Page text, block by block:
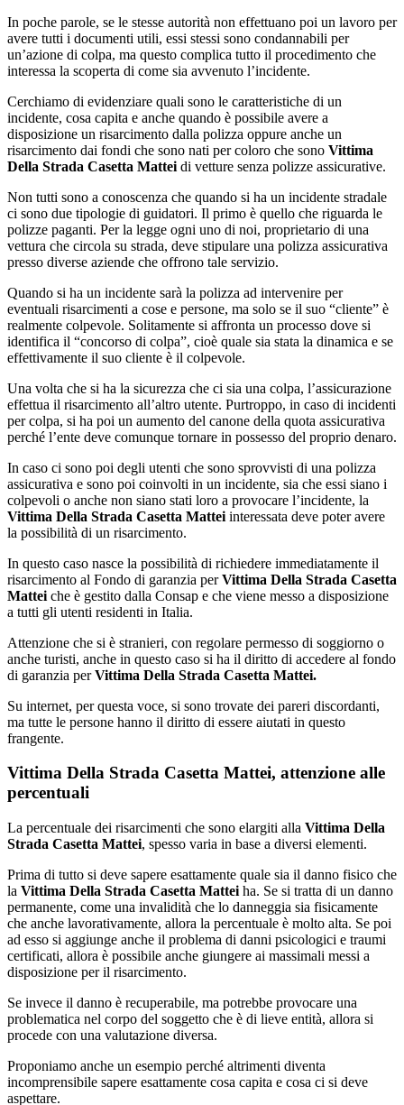
In poche parole, se le stesse autorità non effettuano poi un lavoro per
avere tutti i documenti utili, essi stessi sono condannabili per
un’azione di colpa, ma questo complica tutto il procedimento che
interessa la scoperta di come sia avvenuto l’incidente.
Cerchiamo di evidenziare quali sono le caratteristiche di un
incidente, cosa capita e anche quando è possibile avere a
disposizione un risarcimento dalla polizza oppure anche un
risarcimento dai fondi che sono nati per coloro che sono Vittima
Della Strada Casetta Mattei di vetture senza polizze assicurative.
Non tutti sono a conoscenza che quando si ha un incidente stradale
ci sono due tipologie di guidatori. Il primo è quello che riguarda le
polizze paganti. Per la legge ogni uno di noi, proprietario di una
vettura che circola su strada, deve stipulare una polizza assicurativa
presso diverse aziende che offrono tale servizio.
Quando si ha un incidente sarà la polizza ad intervenire per
eventuali risarcimenti a cose e persone, ma solo se il suo “cliente” è
realmente colpevole. Solitamente si affronta un processo dove si
identifica il “concorso di colpa”, cioè quale sia stata la dinamica e se
effettivamente il suo cliente è il colpevole.
Una volta che si ha la sicurezza che ci sia una colpa, l’assicurazione
effettua il risarcimento all’altro utente. Purtroppo, in caso di incidenti
per colpa, si ha poi un aumento del canone della quota assicurativa
perché l’ente deve comunque tornare in possesso del proprio denaro.
In caso ci sono poi degli utenti che sono sprovvisti di una polizza
assicurativa e sono poi coinvolti in un incidente, sia che essi siano i
colpevoli o anche non siano stati loro a provocare l’incidente, la
Vittima Della Strada Casetta Mattei interessata deve poter avere
la possibilità di un risarcimento.
In questo caso nasce la possibilità di richiedere immediatamente il
risarcimento al Fondo di garanzia perVittima Della Strada Casetta
Mattei che è gestito dalla Consap e che viene messo a disposizione
a tutti gli utenti residenti in Italia.
Attenzione che si è stranieri, con regolare permesso di soggiorno o
anche turisti, anche in questo caso si ha il diritto di accedere al fondo
di garanzia perVittima Della Strada Casetta Mattei.
Su internet, per questa voce, si sono trovate dei pareri discordanti,
ma tutte le persone hanno il diritto di essere aiutati in questo
frangente.
Vittima Della Strada Casetta Mattei, attenzione alle
percentuali
La percentuale dei risarcimenti che sono elargiti alla Vittima Della
Strada Casetta Mattei, spesso varia in base a diversi elementi.
Prima di tutto si deve sapere esattamente quale sia il danno fisico che
la Vittima Della Strada Casetta Mattei ha. Se si tratta di un danno
permanente, come una invalidità che lo danneggia sia fisicamente
che anche lavorativamente, allora la percentuale è molto alta. Se poi
ad esso si aggiunge anche il problema di danni psicologici e traumi
certificati, allora è possibile anche giungere ai massimali messi a
disposizione per il risarcimento.
Se invece il danno è recuperabile, ma potrebbe provocare una
problematica nel corpo del soggetto che è di lieve entità, allora si
procede con una valutazione diversa.
Proponiamo anche un esempio perché altrimenti diventa
incomprensibile sapere esattamente cosa capita e cosa ci si deve
aspettare.